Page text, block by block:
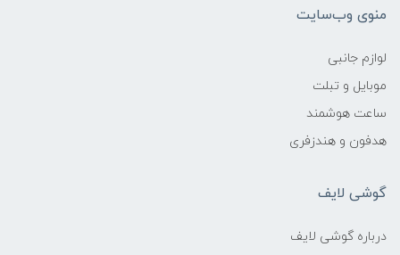
منوی وب‌سایت
لوازم جانبی
موبایل و تبلت
ساعت هوشمند
هدفون و هندزفری
گوشی لایف
درباره گوشی لایف